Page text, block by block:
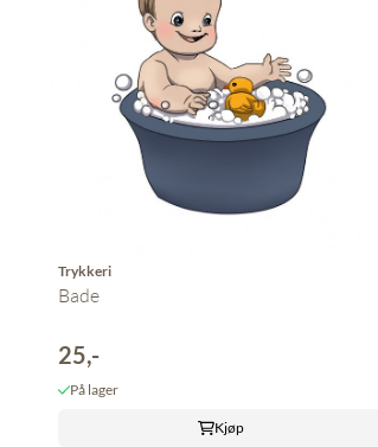
Trykkeri
Bade
25,-
På lager
Kjøp